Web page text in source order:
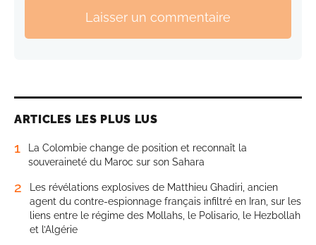
Laisser un commentaire
ARTICLES LES PLUS LUS
1
La Colombie change de position et reconnaît la
souveraineté du Maroc sur son Sahara
2
Les révélations explosives de Matthieu Ghadiri, ancien
agent du contre-espionnage français infiltré en Iran, sur les
liens entre le régime des Mollahs, le Polisario, le Hezbollah
et l’Algérie